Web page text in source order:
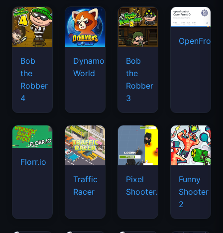
Bob
the
Robber
4
Dynamons
World
Bob
the
Robber
3
Florr.io
Traffic
Racer
Pixel
Shooter.IO
Funny
Shooter
2